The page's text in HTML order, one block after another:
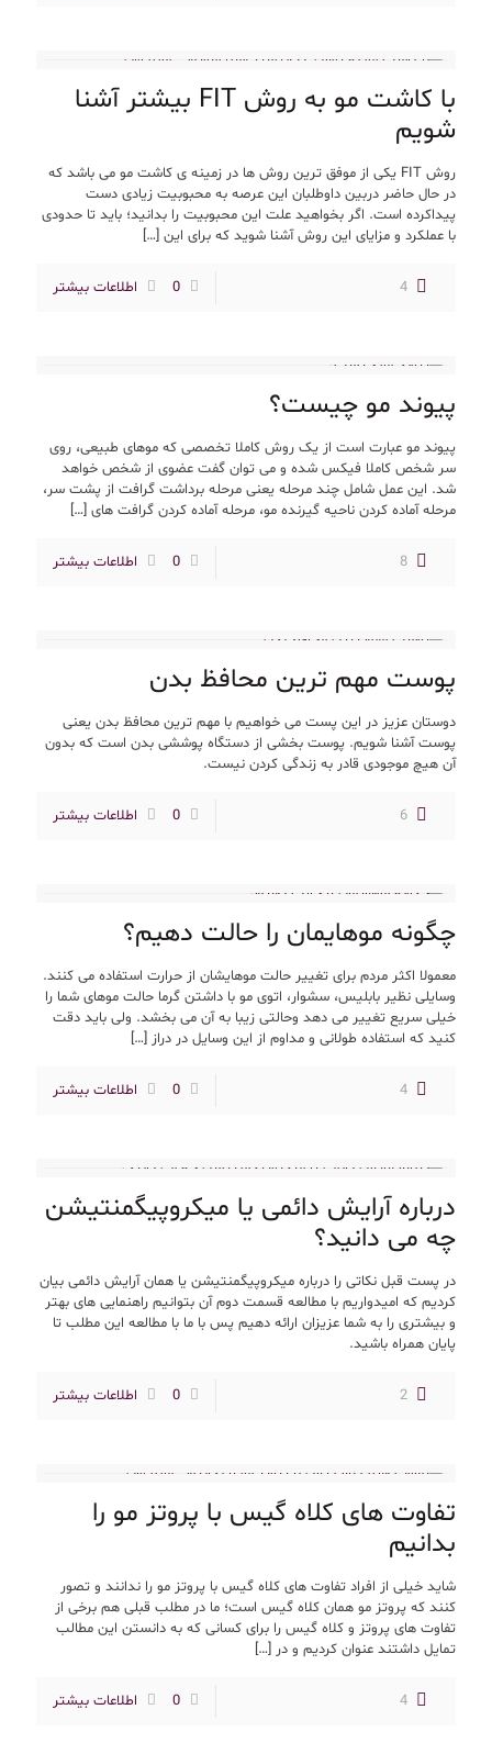
با کاشت مو به روش FIT بیشتر آشنا
شویم
روش FIT یکی از موفق ترین روش ها در زمینه ی کاشت مو می باشد که
در حال حاضر دربین داوطلبان این عرصه به محبوبیت زیادی دست
پیداکرده است. اگر بخواهید علت این محبوبیت را بدانید؛ باید تا حدودی
با عملکرد و مزایای این روش آشنا شوید که برای این […]
4
0 اطلاعات بیشتر
پیوند مو چیست؟
پیوند مو عبارت است از یک روش کاملا تخصصی که موهای طبیعی، روی
سر شخص کاملا فیکس شده و می توان گفت عضوی از شخص خواهد
شد. این عمل شامل چند مرحله یعنی مرحله برداشت گرافت از پشت سر،
مرحله آماده کردن ناحیه گیرنده مو، مرحله آماده کردن گرافت های […]
8
0 اطلاعات بیشتر
پوست مهم ترین محافظ بدن
دوستان عزیز در این پست می خواهیم با مهم ترین محافظ بدن یعنی
پوست آشنا شویم. پوست بخشی از دستگاه پوششی بدن است که بدون
آن هیچ موجودی قادر به زندگی کردن نیست.
6
0 اطلاعات بیشتر
چگونه موهایمان را حالت دهیم؟
معمولا اکثر مردم برای تغییر حالت موهایشان از حرارت استفاده می کنند.
وسایلی نظیر بابلیس، سشوار، اتوی مو با داشتن گرما حالت موهای شما را
خیلی سریع تغییر می دهد وحالتی زیبا به آن می بخشد. ولی باید دقت
کنید که استفاده طولانی و مداوم از این وسایل در دراز […]
4
0 اطلاعات بیشتر
درباره آرایش دائمی یا میکروپیگمنتیشن
چه می دانید؟
در پست قبل نکاتی را درباره میکروپیگمنتیشن یا همان آرایش دائمی بیان
کردیم که امیدواریم با مطالعه قسمت دوم آن بتوانیم راهنمایی های بهتر
و بیشتری را به شما عزیزان ارائه دهیم پس با ما با مطالعه این مطلب تا
پایان همراه باشید.
2
0 اطلاعات بیشتر
تفاوت های کلاه گیس با پروتز مو را
بدانیم
شاید خیلی از افراد تفاوت های کلاه گیس با پروتز مو را ندانند و تصور
کنند که پروتز مو همان کلاه گیس است؛ ما در مطلب قبلی هم برخی از
تفاوت های پروتز و کلاه گیس را برای کسانی که به دانستن این مطالب
تمایل داشتند عنوان کردیم و در […]
4
0 اطلاعات بیشتر